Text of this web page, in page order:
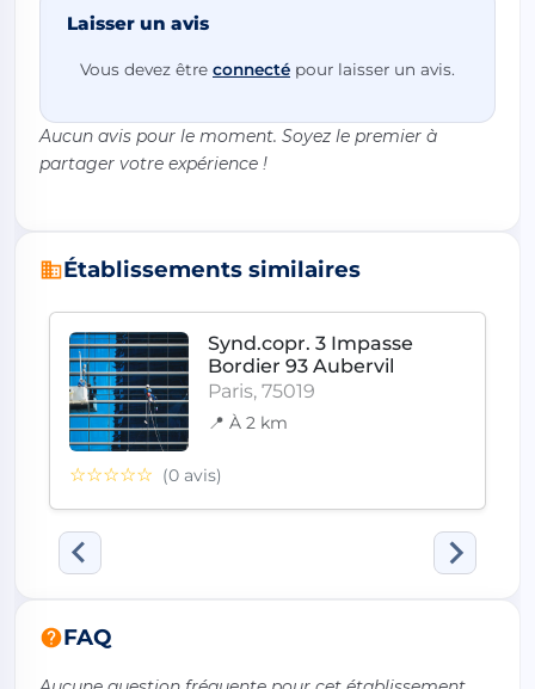
Laisser un avis
Vous devez être connecté pour laisser un avis.
Aucun avis pour le moment. Soyez le premier à
partager votre expérience !
Établissements similaires
Synd.copr. 3 Impasse
Bordier 93 Aubervil
Paris, 75019
📍 À 2 km
☆☆☆☆☆ (0 avis)
FAQ